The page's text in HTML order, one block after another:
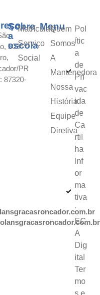
503 -
PR
87320-
Sobre
a
escola
Matrículas
Serviço
Social
Menu
Quem
Somos
A
Mantenedora
Nossa
História
Equipe
Diretiva
Pol
ític
a
de
Pri
vac
ida
de
Ca
rtil
ha
Inf
or
ma
tiva
:
EC
A
Dig
ital
Ter
mo
s e